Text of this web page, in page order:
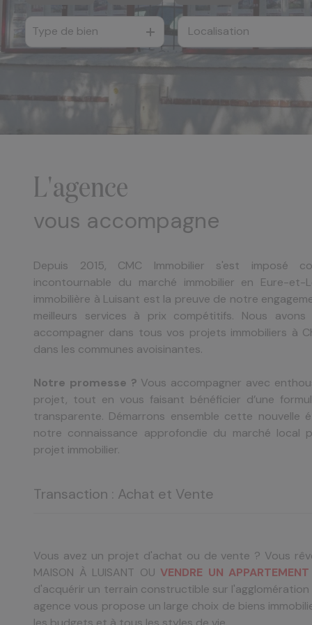
e-mail
notre
nos
De l'ancien
De l'immo pro
à l'année
Type de bien
l'agence
vous accompagne
Depuis 2015, CMC Immobilier s'est imposé
incontournable du marché immobilier en Eure-et-
immobilière à Luisant est la preuve de notre
meilleurs services à prix compétitifs. Nous
accompagner dans tous vos projets immobiliers à
dans les communes avoisinantes.
Notre promesse ? Vous accompagner avec
projet, tout en vous faisant bénéficier d’une
transparente. Démarrons ensemble cette nouvelle
notre connaissance approfondie du marché local
projet immobilier.
Transaction : Achat et Vente
Vous avez un projet d'achat ou de vente ? Vous
MAISON À LUISANT OUVENDRE UN
d'acquérir un terrain constructible sur
agence vous propose un large choix de biens